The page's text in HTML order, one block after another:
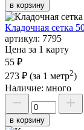
в корзину
Кладочная сетка
артикул: 7795
Цена за 1 карту
55 ₽
273 ₽ (за 1 метр2)
Наличие: много
в корзину